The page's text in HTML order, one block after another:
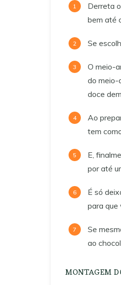
Derreta
bem até
Se
O meio-
do meio-
doce
Ao
tem
E,
por até
É só
para que
Se
ao
MONTAGEM